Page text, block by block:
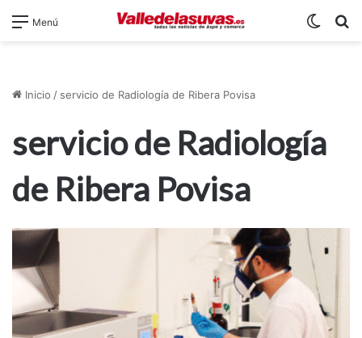
Menú
Inicio / servicio de Radiología de Ribera Povisa
servicio de Radiología
de Ribera Povisa